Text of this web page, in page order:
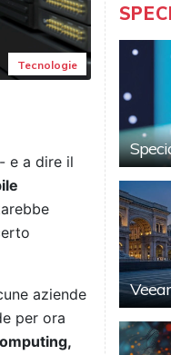
Tecnologie
e a dire il
aziende
per ora